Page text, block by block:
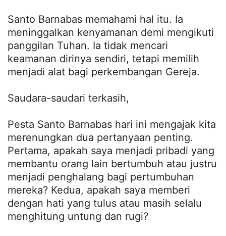
Santo Barnabas memahami hal itu. Ia
meninggalkan kenyamanan demi mengikuti
panggilan Tuhan. Ia tidak mencari
keamanan dirinya sendiri, tetapi memilih
menjadi alat bagi perkembangan Gereja.
Saudara-saudari terkasih,
Pesta Santo Barnabas hari ini mengajak kita
merenungkan dua pertanyaan penting.
Pertama, apakah saya menjadi pribadi yang
membantu orang lain bertumbuh atau justru
menjadi penghalang bagi pertumbuhan
mereka? Kedua, apakah saya memberi
dengan hati yang tulus atau masih selalu
menghitung untung dan rugi?